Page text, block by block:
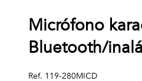
Micrófono
Bluetooth/
Ref. 119-280MICD